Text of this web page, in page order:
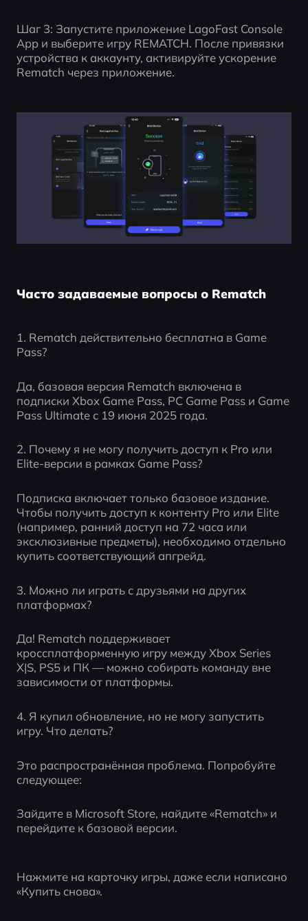
Шаг 3: Запустите приложение LagoFast Console
App и выберите игру REMATCH. После привязки
устройства к аккаунту, активируйте ускорение
Rematch через приложение.
Часто задаваемые вопросы о Rematch
1. Rematch действительно бесплатна в Game
Pass?
Да, базовая версия Rematch включена в
подписки Xbox Game Pass, PC Game Pass и Game
Pass Ultimate с 19 июня 2025 года.
2. Почему я не могу получить доступ к Pro или
Elite-версии в рамках Game Pass?
Подписка включает только базовое издание.
Чтобы получить доступ к контенту Pro или Elite
(например, ранний доступ на 72 часа или
эксклюзивные предметы), необходимо отдельно
купить соответствующий апгрейд.
3. Можно ли играть с друзьями на других
платформах?
Да! Rematch поддерживает
кроссплатформенную игру между Xbox Series
X|S, PS5 и ПК — можно собирать команду вне
зависимости от платформы.
4. Я купил обновление, но не могу запустить
игру. Что делать?
Это распространённая проблема. Попробуйте
следующее:
Зайдите в Microsoft Store, найдите «Rematch» и
перейдите к базовой версии.
Нажмите на карточку игры, даже если написано
«Купить снова».